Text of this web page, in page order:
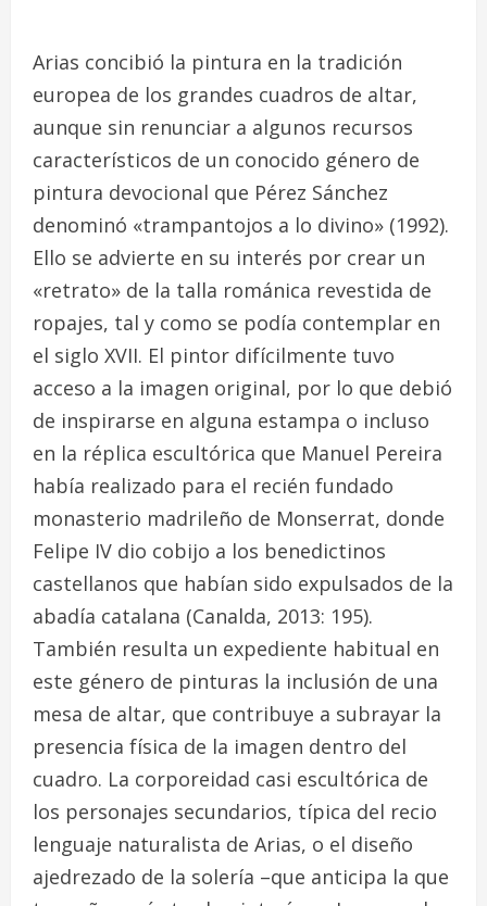
Arias concibió la pintura en la tradición
europea de los grandes cuadros de altar,
aunque sin renunciar a algunos recursos
característicos de un conocido género de
pintura devocional que Pérez Sánchez
denominó «trampantojos a lo divino» (1992).
Ello se advierte en su interés por crear un
«retrato» de la talla románica revestida de
ropajes, tal y como se podía contemplar en
el siglo XVII. El pintor difícilmente tuvo
acceso a la imagen original, por lo que debió
de inspirarse en alguna estampa o incluso
en la réplica escultórica que Manuel Pereira
había realizado para el recién fundado
monasterio madrileño de Monserrat, donde
Felipe IV dio cobijo a los benedictinos
castellanos que habían sido expulsados de la
abadía catalana (Canalda, 2013: 195).
También resulta un expediente habitual en
este género de pinturas la inclusión de una
mesa de altar, que contribuye a subrayar la
presencia física de la imagen dentro del
cuadro. La corporeidad casi escultórica de
los personajes secundarios, típica del recio
lenguaje naturalista de Arias, o el diseño
ajedrezado de la solería –que anticipa la que